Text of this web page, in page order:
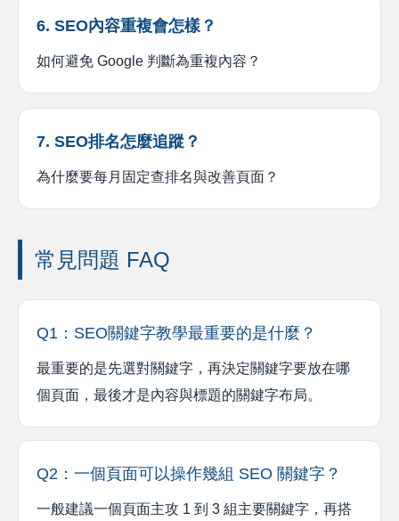
6. SEO內容重複會怎樣？
如何避免 Google 判斷為重複內容？
7. SEO排名怎麼追蹤？
為什麼要每月固定查排名與改善頁面？
常見問題 FAQ
Q1：SEO關鍵字教學最重要的是什麼？
最重要的是先選對關鍵字，再決定關鍵字要放在哪
個頁面，最後才是內容與標題的關鍵字布局。
Q2：一個頁面可以操作幾組 SEO 關鍵字？
一般建議一個頁面主攻 1 到 3 組主要關鍵字，再搭